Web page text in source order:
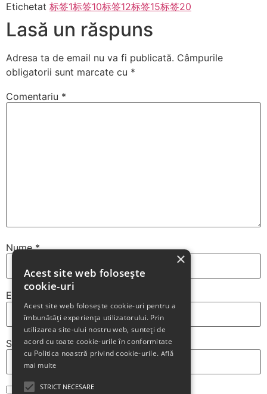
Etichetat 标签1标签10标签12标签15标签20
Lasă un răspuns
Adresa ta de email nu va fi publicată. Câmpurile
obligatorii sunt marcate cu *
Comentariu *
Nume*
Email
Site web
×
Acest site web folosește
cookie-uri
Acest site web folosește cookie-uri pentru a
îmbunătăți experiența utilizatorului. Prin
utilizarea site-ului nostru web, sunteți de
acord cu toate cookie-urile în conformitate
cu Politica noastră privind cookie-urile. Află
mai multe
STRICT NECESARE